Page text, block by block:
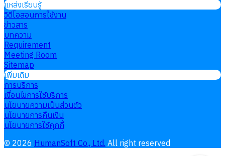
แหล่งเรียนรู้
วิดีโอสอนการใช้งาน
ข่าวสาร
บทความ
Requirement
Meeting Room
Sitemap
เพิ่มเติม
การบริการ
เงื่อนไขการใช้บริการ
นโยบายความเป็นส่วนตัว
นโยบายการคืนเงิน
นโยบายการใช้คุกกี้
© 2026 HumanSoft Co., Ltd. All right reserved